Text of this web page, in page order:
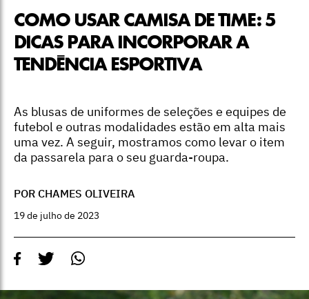
COMO USAR CAMISA DE TIME: 5
DICAS PARA INCORPORAR A
TENDÊNCIA ESPORTIVA
As blusas de uniformes de seleções e equipes de
futebol e outras modalidades estão em alta mais
uma vez. A seguir, mostramos como levar o item
da passarela para o seu guarda-roupa.
POR CHAMES OLIVEIRA
19 de julho de 2023